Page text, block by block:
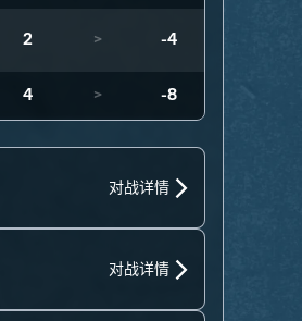
2 > -4
4 > -8
对战详情
对战详情